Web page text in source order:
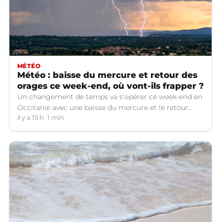
MÉTÉO
Météo : baisse du mercure et retour des
orages ce week-end, où vont-ils frapper ?
Un changement de temps va s'opérer ce week-end en
Occitanie avec une baisse du mercure et le retour
d'orages dans certains départements.
il y a 15 h 1 min